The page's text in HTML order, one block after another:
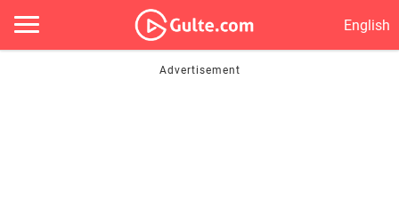
English